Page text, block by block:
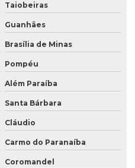
Taiobeiras
Guanhães
Brasília de Minas
Pompéu
Além Paraíba
Santa Bárbara
Cláudio
Carmo do Paranaíba
Coromandel